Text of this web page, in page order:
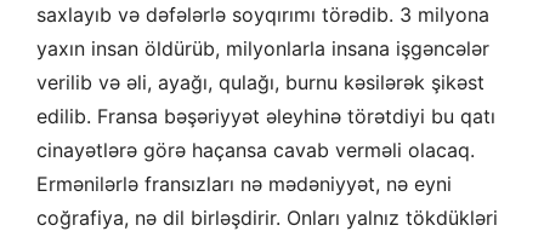
saxlayıb və dəfələrlə soyqırımı törədib. 3 milyona
yaxın insan öldürüb, milyonlarla insana işgəncələr
verilib və əli, ayağı, qulağı, burnu kəsilərək şikəst
edilib. Fransa bəşəriyyət əleyhinə törətdiyi bu qatı
cinayətlərə görə haçansa cavab verməli olacaq.
Ermənilərlə fransızları nə mədəniyyət, nə eyni
coğrafiya, nə dil birləşdirir. Onları yalnız tökdükləri